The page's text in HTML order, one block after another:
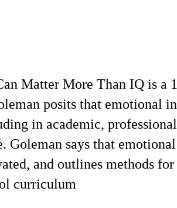
Matter More Than IQ is a
posits that emotional
in academic,
Goleman says that
and outlines methods
curriculum.